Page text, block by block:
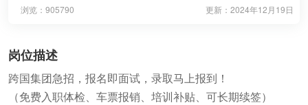
更新： 2024年12月19日
浏览：905790
岗位描述
跨国集团急招，报名即面试，录取马上报到！
（免费入职体检、车票报销、培训补贴、可长期续签）